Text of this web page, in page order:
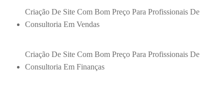
Criação De Site Com Bom Preço Para Profissionais De
Consultoria Em Vendas
Criação De Site Com Bom Preço Para Profissionais De
Consultoria Em Finanças